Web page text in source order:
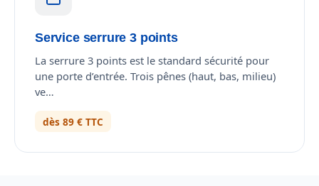
Service serrure 3 points
La serrure 3 points est le standard sécurité pour
une porte d’entrée. Trois pênes (haut, bas, milieu)
ve…
dès 89 € TTC